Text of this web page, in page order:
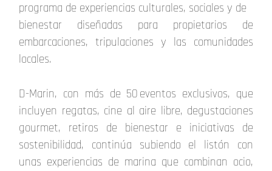
programa de experiencias culturales, sociales y de
bienestar diseñadas para propietarios de
embarcaciones, tripulaciones y las comunidades
locales.
D-Marin, con más de 50 eventos exclusivos, que
incluyen regatas, cine al aire libre, degustaciones
gourmet, retiros de bienestar e iniciativas de
sostenibilidad, continúa subiendo el listón con
unas experiencias de marina que combinan ocio,